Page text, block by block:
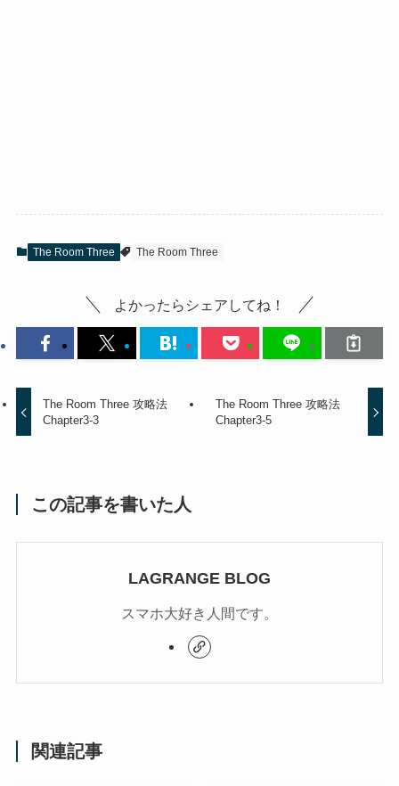
The Room Three The Room Three
よかったらシェアしてね！
The Room Three 攻略法
Chapter3-3
The Room Three 攻略法
Chapter3-5
この記事を書いた人
LAGRANGE BLOG
スマホ大好き人間です。
関連記事